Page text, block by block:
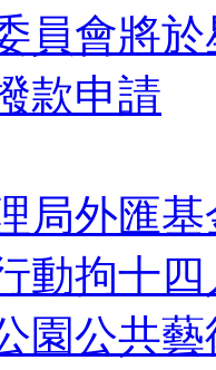
員會將
款申請
局外匯
動拘十四
園公共